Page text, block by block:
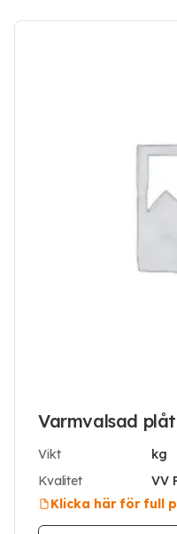
Varmvalsad
Vikt
kg
Kvalitet
VV
Klicka här för full